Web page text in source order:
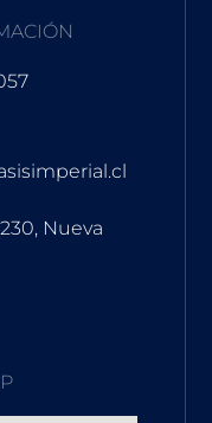
Nueva